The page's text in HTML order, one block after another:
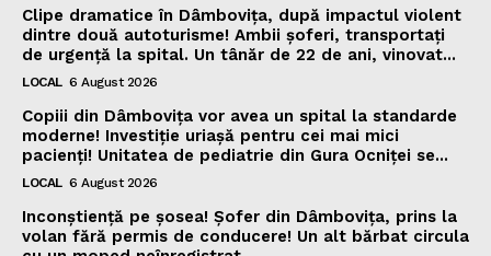
Clipe dramatice în Dâmbovița, după impactul violent
dintre două autoturisme! Ambii șoferi, transportați
de urgență la spital. Un tânăr de 22 de ani, vinovat...
LOCAL 6 August 2026
Copiii din Dâmbovița vor avea un spital la standarde
moderne! Investiție uriașă pentru cei mai mici
pacienți! Unitatea de pediatrie din Gura Ocniței se...
LOCAL 6 August 2026
Inconștiență pe șosea! Șofer din Dâmbovița, prins la
volan fără permis de conducere! Un alt bărbat circula